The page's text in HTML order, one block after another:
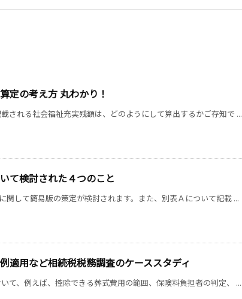
定の考え方 丸わかり！
される社会福祉充実残額は、どのようにして算出するかご存知で ...
て検討された４つのこと
関して簡易版の策定が検討されます。また、別表Ａについて記載 ...
適用など相続税税務調査のケーススタディ
て、例えば、控除できる葬式費用の範囲、保険料負担者の判定、 ...